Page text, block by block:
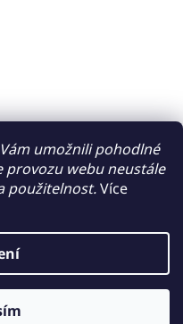
umožnili pohodlné
provozu webu neustále
použitelnost.Více